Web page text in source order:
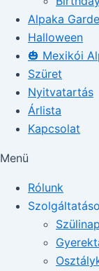
Alpaka
Halloween
🎃 Mexikói
Szüret
Nyitvatartás
Árlista
Kapcsolat
Menü
Rólunk
Szülinap